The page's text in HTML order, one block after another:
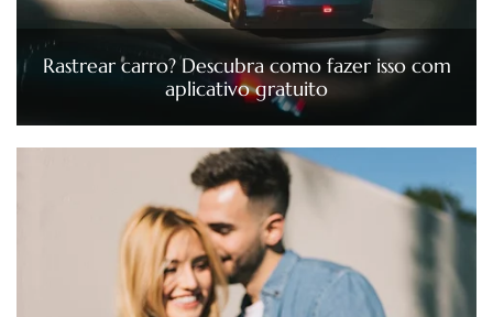
Rastrear carro? Descubra como fazer isso com
aplicativo gratuito